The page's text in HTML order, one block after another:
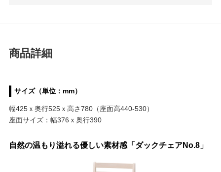
商品詳細
サイズ（単位：mm）
幅425ｘ奥行525ｘ高さ780（座面高440-530）
座面サイズ：幅376ｘ奥行390
自然の温もり溢れる優しい素材感「ダックチェアNo.8」